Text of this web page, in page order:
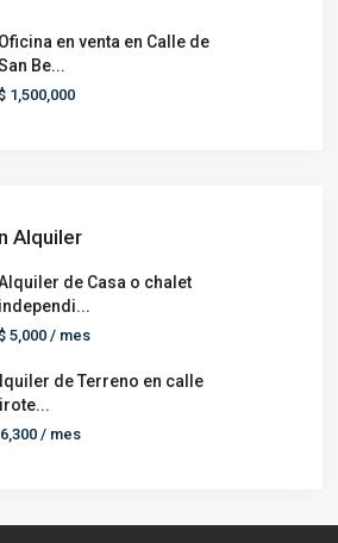
Oficina en venta en Calle de
Be...
1,500,000
Alquiler
de Casa o chalet
independi...
5,000/ mes
de Terreno en calle
/ mes